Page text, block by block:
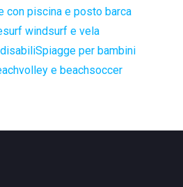
con piscina e posto barca
windsurf e vela
Spiagge per bambini
e beachsoccer